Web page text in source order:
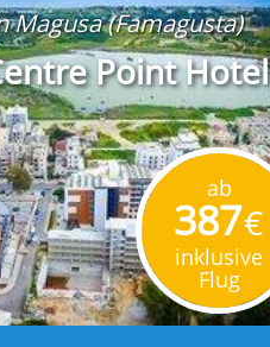
ab
387€
inklusive
Flug
Magusa (Famagusta)
Point Hotel